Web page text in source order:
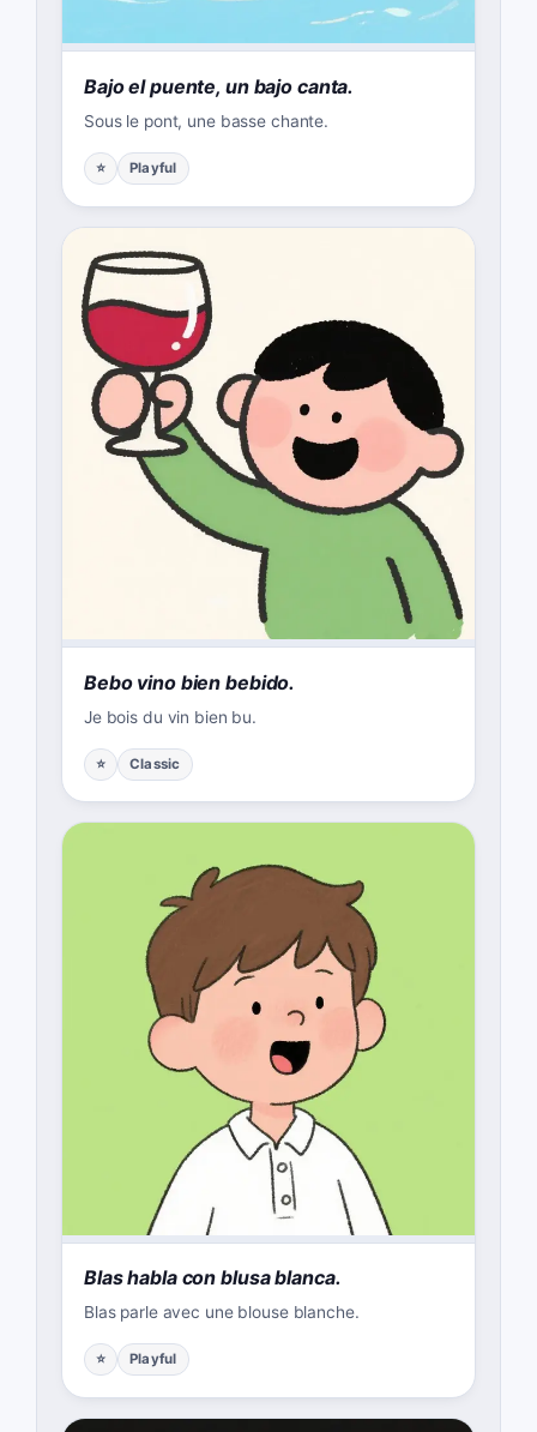
Bajo el puente, un bajo canta.
Sous le pont, une basse chante.
⭐ Playful
Bebo vino bien bebido.
Je bois du vin bien bu.
⭐ Classic
Blas habla con blusa blanca.
Blas parle avec une blouse blanche.
⭐ Playful